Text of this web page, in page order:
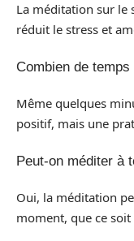
La méditation sur le
réduit le stress et
Combien de
Même quelques
positif, mais une
Peut-on méditer à
Oui, la méditation
moment, que ce soit